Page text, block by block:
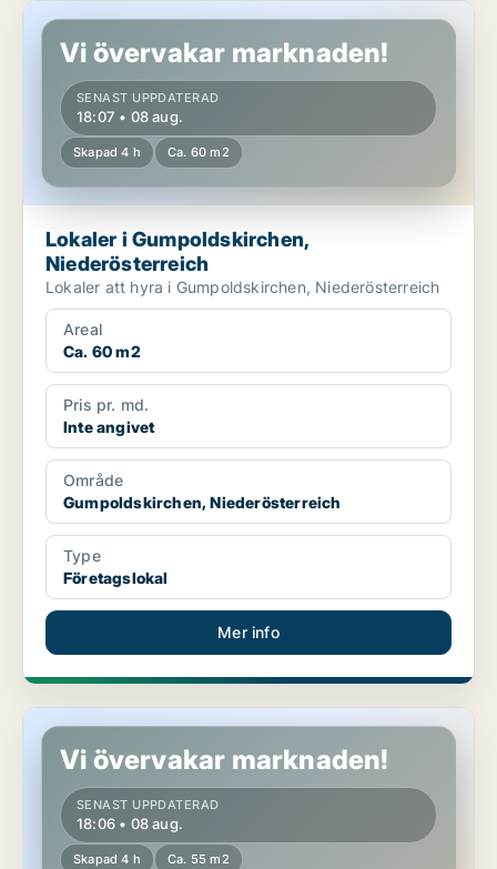
Lokaler i Gumpoldskirchen, Niederösterreich
Vi övervakar marknaden!
SENAST UPPDATERAD
18:07 • 08 aug.
Skapad 4 h Ca. 60 m2
Lokaler i Gumpoldskirchen,
Niederösterreich
Lokaler att hyra i Gumpoldskirchen, Niederösterreich
Areal
Ca. 60 m2
Pris pr. md.
Inte angivet
Område
Gumpoldskirchen, Niederösterreich
Type
Företagslokal
Mer info
Lokaler i Rauchenwarth, Niederösterreich
Vi övervakar marknaden!
SENAST UPPDATERAD
18:06 • 08 aug.
Skapad 4 h Ca. 55 m2